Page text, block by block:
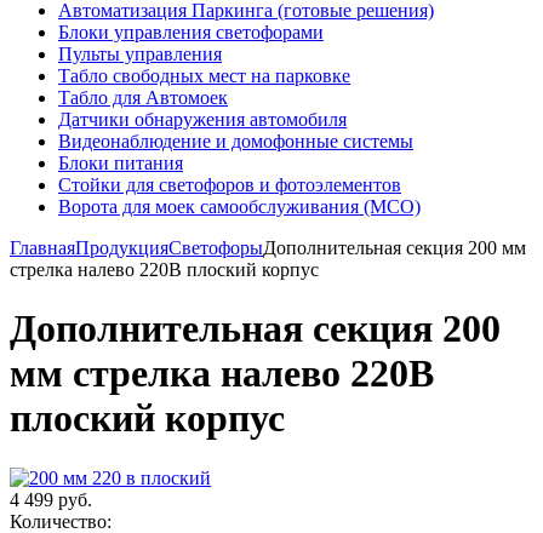
Автоматизация Паркинга (готовые решения)
Блоки управления светофорами
Пульты управления
Табло свободных мест на парковке
Табло для Автомоек
Датчики обнаружения автомобиля
Видеонаблюдение и домофонные системы
Блоки питания
Стойки для светофоров и фотоэлементов
Ворота для моек самообслуживания (МСО)
ГлавнаяПродукцияСветофорыДополнительная секция 200 мм
стрелка налево 220В плоский корпус
Дополнительная секция 200
мм стрелка налево 220В
плоский корпус
4 499 руб.
Количество: